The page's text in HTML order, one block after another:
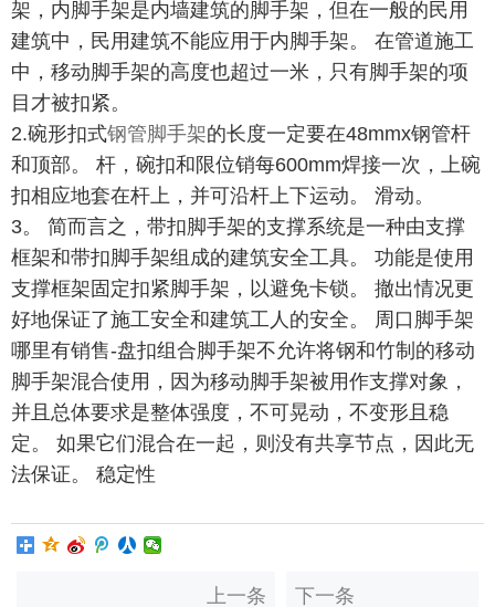
架，内脚手架是内墙建筑的脚手架，但在一般的民用
建筑中，民用建筑不能应用于内脚手架。 在管道施工
中，移动脚手架的高度也超过一米，只有脚手架的项
目才被扣紧。
2.碗形扣式钢管脚手架的长度一定要在48mmx钢管杆
和顶部。 杆，碗扣和限位销每600mm焊接一次，上碗
扣相应地套在杆上，并可沿杆上下运动。 滑动。
3。 简而言之，带扣脚手架的支撑系统是一种由支撑
框架和带扣脚手架组成的建筑安全工具。 功能是使用
支撑框架固定扣紧脚手架，以避免卡锁。 撤出情况更
好地保证了施工安全和建筑工人的安全。 周口脚手架
哪里有销售-盘扣组合脚手架不允许将钢和竹制的移动
脚手架混合使用，因为移动脚手架被用作支撑对象，
并且总体要求是整体强度，不可晃动，不变形且稳
定。 如果它们混合在一起，则没有共享节点，因此无
法保证。 稳定性
上一条 下一条